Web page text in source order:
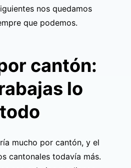
nos quedamos
que podemos.
cantón:
lo
mucho por cantón, y el
cantonales todavía más.